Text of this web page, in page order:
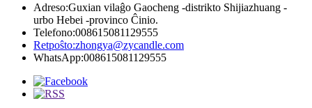
Adreso:Guxian vilaĝo Gaocheng -distrikto Shijiazhuang -
urbo Hebei -provinco Ĉinio.
Telefono:008615081129555
Retpoŝto:zhongya@zycandle.com
WhatsApp:008615081129555